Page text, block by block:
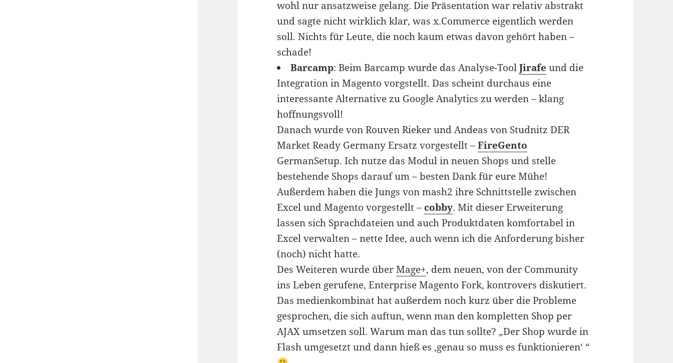
wohl nur ansatzweise gelang. Die Präsentation war relativ abstrakt
und sagte nicht wirklich klar, was x.Commerce eigentlich werden
soll. Nichts für Leute, die noch kaum etwas davon gehört haben –
schade!
Barcamp: Beim Barcamp wurde das Analyse-ToolJirafe und die
Integration in Magento vorgstellt. Das scheint durchaus eine
interessante Alternative zu Google Analytics zu werden – klang
hoffnungsvoll!
Danach wurde von Rouven Rieker und Andeas von Studnitz DER
Market Ready Germany Ersatz vorgestellt –FireGento
GermanSetup. Ich nutze das Modul in neuen Shops und stelle
bestehende Shops darauf um – besten Dank für eure Mühe!
Außerdem haben die Jungs von mash2 ihre Schnittstelle zwischen
Excel und Magento vorgestellt – cobby. Mit dieser Erweiterung
lassen sich Sprachdateien und auch Produktdaten komfortabel in
Excel verwalten – nette Idee, auch wenn ich die Anforderung bisher
(noch) nicht hatte.
Des Weiteren wurde überMage+, dem neuen, von der Community
ins Leben gerufene, Enterprise Magento Fork, kontrovers diskutiert.
Das medienkombinat hat außerdem noch kurz über die Probleme
gesprochen, die sich auftun, wenn man den kompletten Shop per
AJAX umsetzen soll. Warum man das tun sollte? „Der Shop wurde in
Flash umgesetzt und dann hieß es ‚genau so muss es funktionieren‘ “